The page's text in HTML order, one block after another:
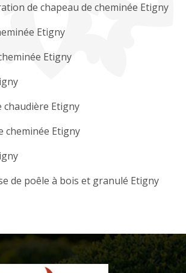
de chapeau de cheminée Etigny
Etigny
Etigny
chaudière Etigny
cheminée Etigny
de poêle à bois et granulé Etigny